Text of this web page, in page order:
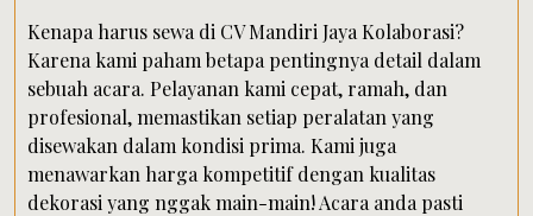
Kenapa harus sewa di CV Mandiri Jaya Kolaborasi?
Karena kami paham betapa pentingnya detail dalam
sebuah acara. Pelayanan kami cepat, ramah, dan
profesional, memastikan setiap peralatan yang
disewakan dalam kondisi prima. Kami juga
menawarkan harga kompetitif dengan kualitas
dekorasi yang nggak main-main! Acara anda pasti